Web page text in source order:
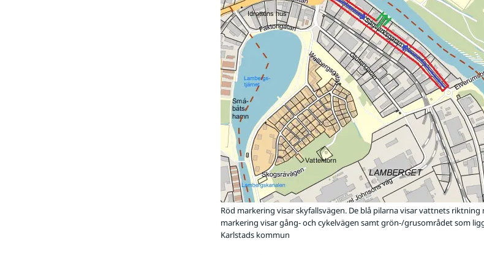
Röd markering visar skyfallsvägen. De blå pilarna visar vattnets
markering visar gång- och cykelvägen samt grön-/grusområdet som
Karlstads kommun